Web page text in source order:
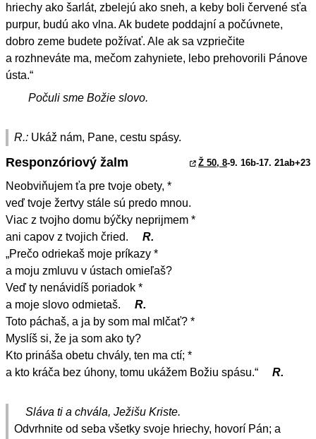
hriechy ako šarlát, zbelejú ako sneh, a keby boli červené sťa
purpur, budú ako vlna. Ak budete poddajní a počúvnete,
dobro zeme budete požívať. Ale ak sa vzpriečite
a rozhneváte ma, mečom zahyniete, lebo prehovorili Pánove
ústa.“
Počuli sme Božie slovo.
R.: Ukáž nám, Pane, cestu spásy.
Responzóriový žalm Ž 50, 8-9. 16b-17. 21ab+23
Neobviňujem ťa pre tvoje obety, *
veď tvoje žertvy stále sú predo mnou.
Viac z tvojho domu býčky neprijmem *
ani capov z tvojich čried.
R.
„Prečo odriekaš moje príkazy *
a moju zmluvu v ústach omieľaš?
Veď ty nenávidíš poriadok *
a moje slovo odmietaš.
R.
Toto páchaš, a ja by som mal mlčať? *
Myslíš si, že ja som ako ty?
Kto prináša obetu chvály, ten ma ctí; *
a kto kráča bez úhony, tomu ukážem Božiu spásu.“
R.
Sláva ti a chvála, Ježišu Kriste.
Odvrhnite od seba všetky svoje hriechy, hovorí Pán; a